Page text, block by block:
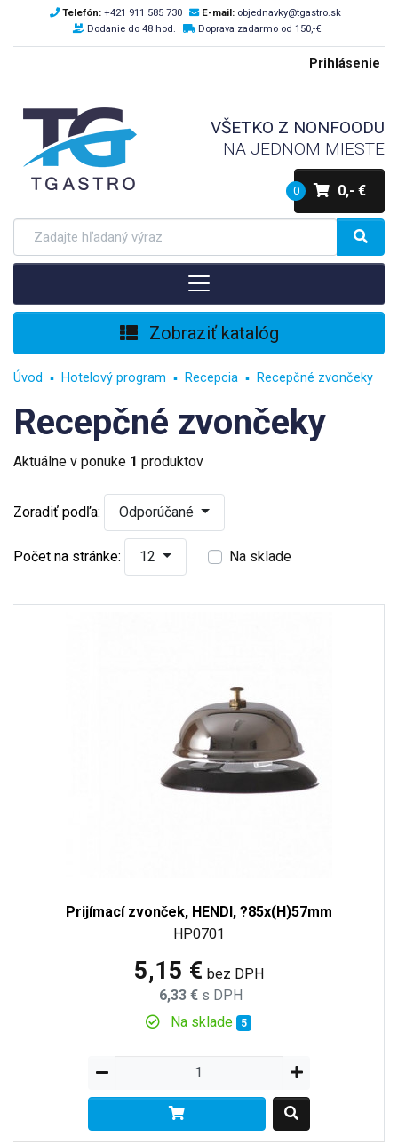
Telefón: +421 911 585 730 E-mail: objednavky@tgastro.sk
Dodanie do 48 hod.
Doprava zadarmo od 150,-€
Prihlásenie
VŠETKO Z NONFOODU
NA JEDNOM MIESTE
0 0,- €
Zobraziť katalóg
Úvod Hotelový program Recepcia Recepčné zvončeky
Recepčné zvončeky
Aktuálne v ponuke 1 produktov
Zoradiť podľa: Odporúčané
Počet na stránke: 12 Na sklade
Prijímací zvonček, HENDI, ?85x(H)57mm
HP0701
5,15 € bez DPH
6,33 € s DPH
Na sklade 5